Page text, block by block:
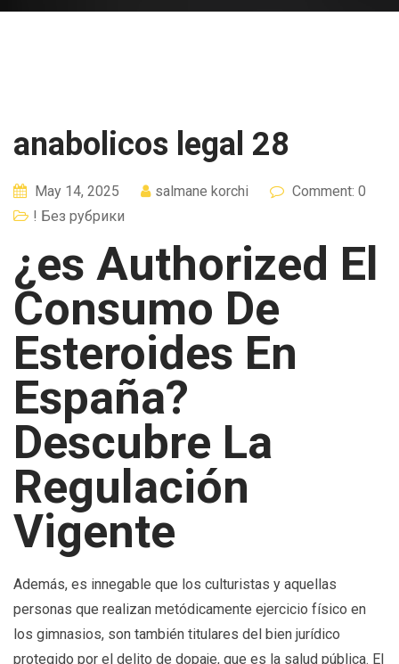
anabolicos legal 28
May 14, 2025 salmane korchi
Comment: 0
! Без рубрики
¿es Authorized El
Consumo De
Esteroides En
España?
Descubre La
Regulación
Vigente
Además, es innegable que los culturistas y aquellas
personas que realizan metódicamente ejercicio físico en
los gimnasios, son también titulares del bien jurídico
protegido por el delito de dopaje, que es la salud pública. El